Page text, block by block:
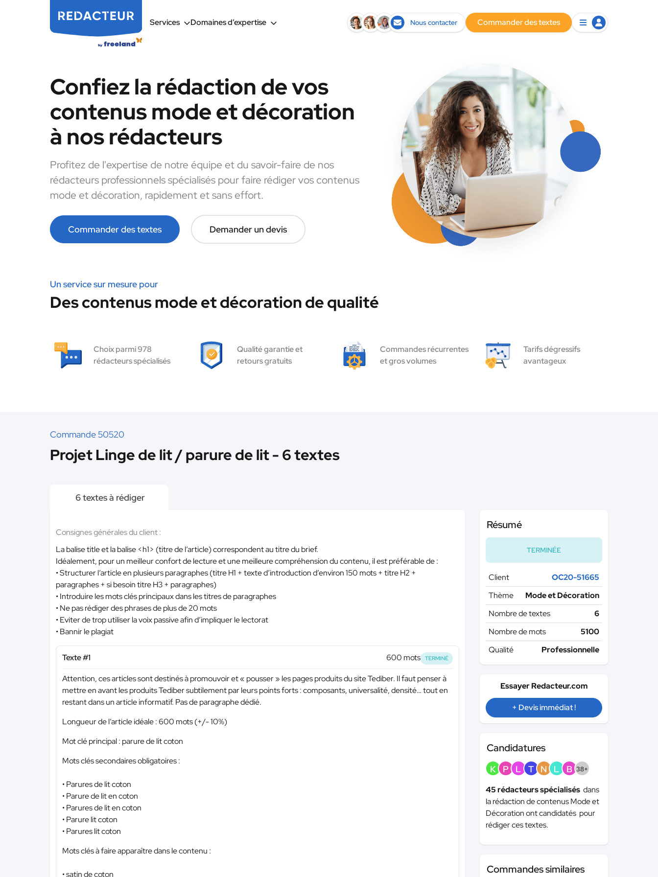
Services Domaines d’expertise Nous contacter Commander des textes
Confiez la rédaction de vos
contenus mode et décoration
à nos rédacteurs
Profitez de l'expertise de notre équipe et du savoir-faire de nos
rédacteurs professionnels spécialisés pour faire rédiger vos contenus
mode et décoration, rapidement et sans effort.
Commander des textes Demander un devis
Un service sur mesure pour
Des contenus mode et décoration de qualité
Choix parmi 978
rédacteurs spécialisés
Qualité garantie et
retours gratuits
Commandes récurrentes
et gros volumes
Tarifs dégressifs
avantageux
Commande 50520
Projet Linge de lit / parure de lit - 6 textes
6 textes à rédiger
Consignes générales du client :
La balise title et la balise <h1> (titre de l’article) correspondent au titre du brief.
Idéalement, pour un meilleur confort de lecture et une meilleure compréhension du contenu, il est préférable de :
• Structurer l’article en plusieurs paragraphes (titre H1 + texte d’introduction d’environ 150 mots + titre H2 +
paragraphes + si besoin titre H3 + paragraphes)
• Introduire les mots clés principaux dans les titres de paragraphes
• Ne pas rédiger des phrases de plus de 20 mots
• Eviter de trop utiliser la voix passive afin d’impliquer le lectorat
• Bannir le plagiat
Texte #1 600 mots TERMINÉ
Attention, ces articles sont destinés à promouvoir et « pousser » les pages produits du site Tediber. Il faut penser à
mettre en avant les produits Tediber subtilement par leurs points forts : composants, universalité, densité… tout en
restant dans un article informatif. Pas de paragraphe dédié.
Longueur de l’article idéale : 600 mots (+/- 10%)
Mot clé principal : parure de lit coton
Mots clés secondaires obligatoires :
• Parures de lit coton
• Parure de lit en coton
• Parures de lit en coton
• Parure lit coton
• Parures lit coton
Mots clés à faire apparaître dans le contenu :
• satin de coton
Résumé
TERMINÉE
Client
OC20-51665
Thème
Mode et Décoration
Nombre de textes
6
Nombre de mots
5100
Qualité
Professionnelle
Essayer Redacteur.com
+ Devis immédiat !
Candidatures
K P L T N L B 38+
45 rédacteurs spécialisés dans
la rédaction de contenus Mode et
Décoration ont candidatés pour
rédiger ces textes.
Commandes similaires